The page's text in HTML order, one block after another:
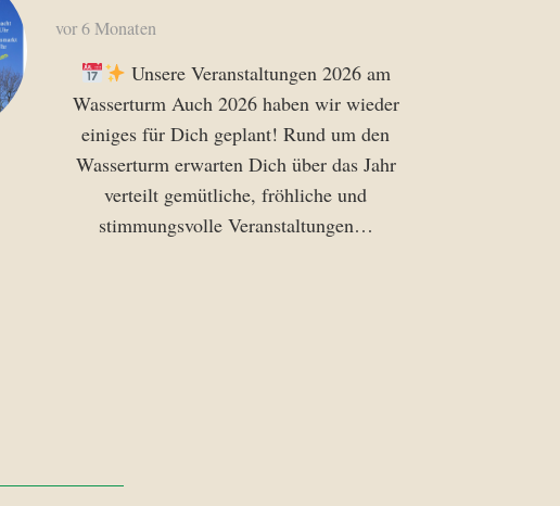
vor 6 Monaten
Unsere Veranstaltungen 2026 am
Wasserturm Auch 2026 haben wir wieder
einiges für Dich geplant! Rund um den
Wasserturm erwarten Dich über das Jahr
verteilt gemütliche, fröhliche und
stimmungsvolle Veranstaltungen…